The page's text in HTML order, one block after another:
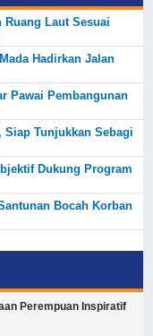
Ruang Laut Sesuai
Hadirkan Jalan
Pawai Pembangunan
Siap Tunjukkan Sebagi
Dukung Program
Bocah Korban
Perempuan Inspiratif